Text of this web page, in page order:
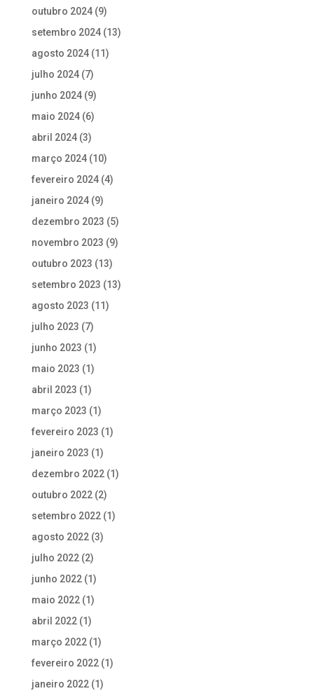
outubro 2024(9)
setembro 2024(13)
agosto 2024(11)
julho 2024(7)
junho 2024(9)
maio 2024(6)
abril 2024(3)
março 2024(10)
fevereiro 2024(4)
janeiro 2024(9)
dezembro 2023 (5)
novembro 2023 (9)
outubro 2023 (13)
setembro 2023 (13)
agosto 2023 (11)
julho 2023 (7)
junho 2023 (1)
maio 2023 (1)
abril 2023 (1)
março 2023 (1)
fevereiro 2023 (1)
janeiro 2023 (1)
dezembro 2022(1)
outubro 2022(2)
setembro 2022(1)
agosto 2022(3)
julho 2022(2)
junho 2022(1)
maio 2022(1)
abril 2022(1)
março 2022(1)
fevereiro 2022(1)
janeiro 2022(1)